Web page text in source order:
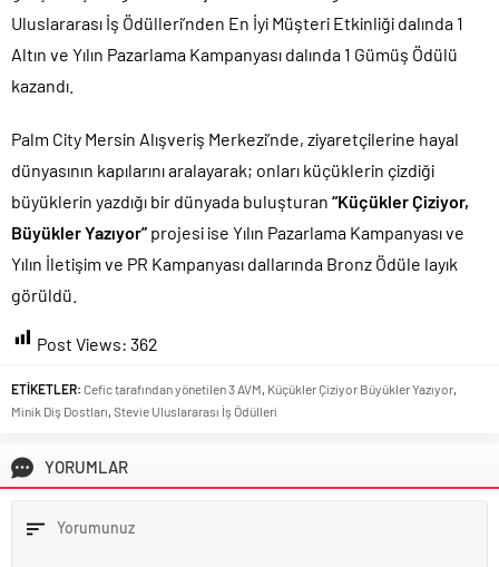
Uluslararası İş Ödülleri’nden En İyi Müşteri Etkinliği dalında 1
Altın ve Yılın Pazarlama Kampanyası dalında 1 Gümüş Ödülü
kazandı.
Palm City Mersin Alışveriş Merkezi’nde, ziyaretçilerine hayal
dünyasının kapılarını aralayarak; onları küçüklerin çizdiği
büyüklerin yazdığı bir dünyada buluşturan “Küçükler Çiziyor,
Büyükler Yazıyor” projesi ise Yılın Pazarlama Kampanyası ve
Yılın İletişim ve PR Kampanyası dallarında Bronz Ödüle layık
görüldü.
Post Views: 362
ETİKETLER: Cefic tarafından yönetilen 3 AVM, Küçükler Çiziyor Büyükler Yazıyor,
Minik Diş Dostları, Stevie Uluslararası İş Ödülleri
YORUMLAR